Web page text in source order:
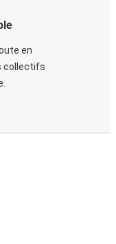
en
collectifs